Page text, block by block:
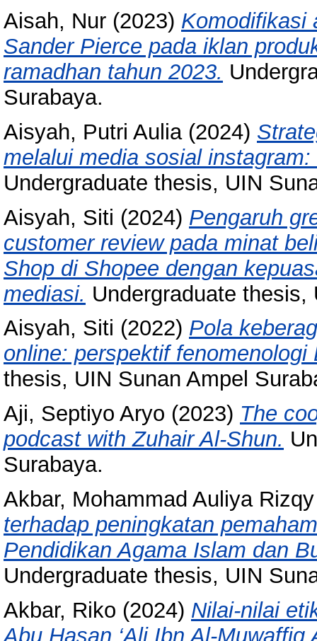
Aisah, Nur (2023) Komodifikasi
Sander Pierce pada iklan
ramadhan tahun 2023.
Surabaya.
Aisyah, Putri Aulia(2024)
melalui media sosial
Undergraduate thesis, UIN
Aisyah, Siti (2024) Pengaruh
customer review pada minat
Shop di Shopee dengan
mediasi. Undergraduate
Aisyah, Siti (2022) Pola
online: perspektif fenomenologi
thesis, UIN Sunan Ampel
Aji, Septiyo Aryo (2023) The
podcast with Zuhair Al-Shun.
Surabaya.
Akbar, Mohammad Auliya Rizqy
terhadap peningkatan
Pendidikan Agama Islam dan
Undergraduate thesis, UIN
Akbar, Riko (2024) Nilai-nilai
Abu Hasan ‘Ali Ibn Al-Muwaffiq